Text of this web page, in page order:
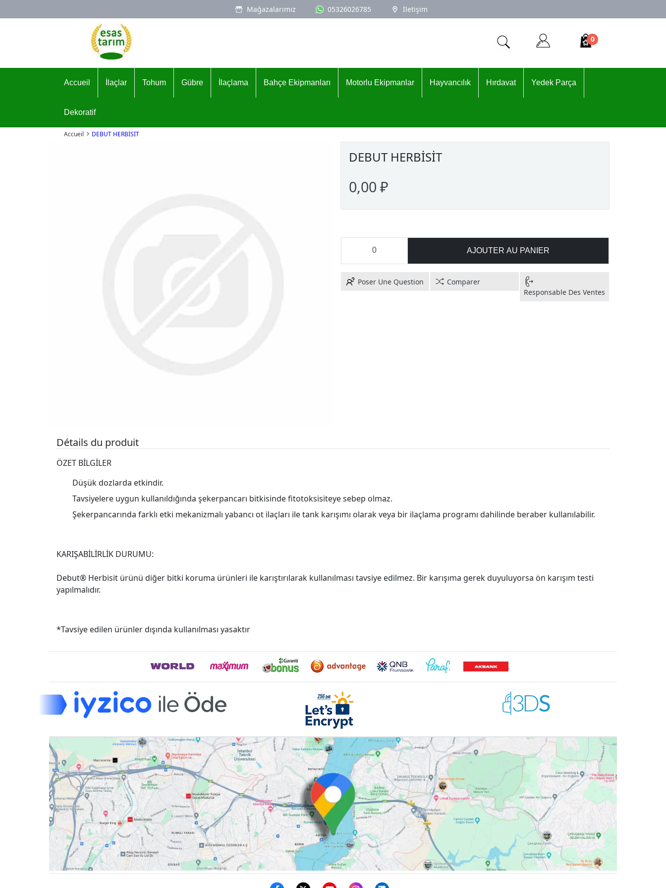
Mağazalarımız 05326026785 İletişim
Logo
0
Accueil İlaçlar Tohum Gübre İlaçlama Bahçe Ekipmanları Motorlu Ekipmanlar Hayvancılık Hırdavat Yedek Parça
Dekoratif
Accueil DEBUT HERBİSİT
DEBUT HERBİSİT
0,00 ₽
AJOUTER AU PANIER
Poser Une Question
Comparer
Responsable Des Ventes
Détails du produit
ÖZET BİLGİLER
Düşük dozlarda etkindir.
Tavsiyelere uygun kullanıldığında şekerpancarı bitkisinde fitotoksisiteye sebep olmaz.
Şekerpancarında farklı etki mekanizmalı yabancı ot ilaçları ile tank karışımı olarak veya bir ilaçlama programı dahilinde beraber kullanılabilir.
KARIŞABİLİRLİK DURUMU:
Debut® Herbisit ürünü diğer bitki koruma ürünleri ile karıştırılarak kullanılması tavsiye edilmez. Bir karışıma gerek duyuluyorsa ön karışım testi
yapılmalıdır.
*Tavsiye edilen ürünler dışında kullanılması yasaktır